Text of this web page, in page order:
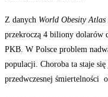
Z danych World Obesity Atlas
przekroczą 4 biliony dolarów
PKB. W Polsce problem
populacji. Choroba ta staje
przedwczesnej śmiertelności